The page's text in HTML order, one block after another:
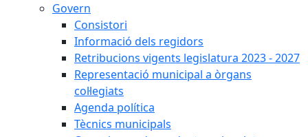
Govern
Consistori
Informació dels regidors
Retribucions vigents legislatura 2023 - 2027
Representació municipal a òrgans
col·legiats
Agenda política
Tècnics municipals